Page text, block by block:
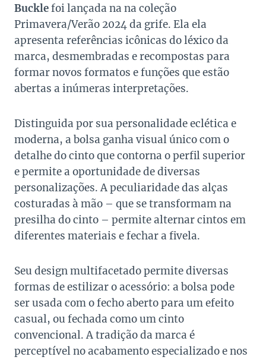
Bucklefoi lançada na na coleção
Primavera/Verão 2024 da grife. Ela ela
apresenta referências icônicas do léxico da
marca, desmembradas e recompostas para
formar novos formatos e funções que estão
abertas a inúmeras interpretações.
Distinguida por sua personalidade eclética e
moderna, a bolsa ganha visual único com o
detalhe do cinto que contorna o perfil superior
e permite a oportunidade de diversas
personalizações. A peculiaridade das alças
costuradas à mão – que se transformam na
presilha do cinto – permite alternar cintos em
diferentes materiais e fechar a fivela.
Seu design multifacetado permite diversas
formas de estilizar o acessório: a bolsa pode
ser usada com o fecho aberto para um efeito
casual, ou fechada como um cinto
convencional. A tradição da marca é
perceptível no acabamento especializado e nos